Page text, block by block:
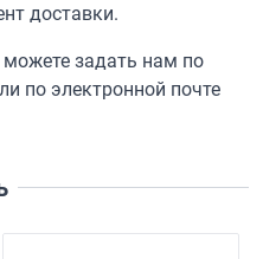
доставки.
задать нам по
по электронной почте